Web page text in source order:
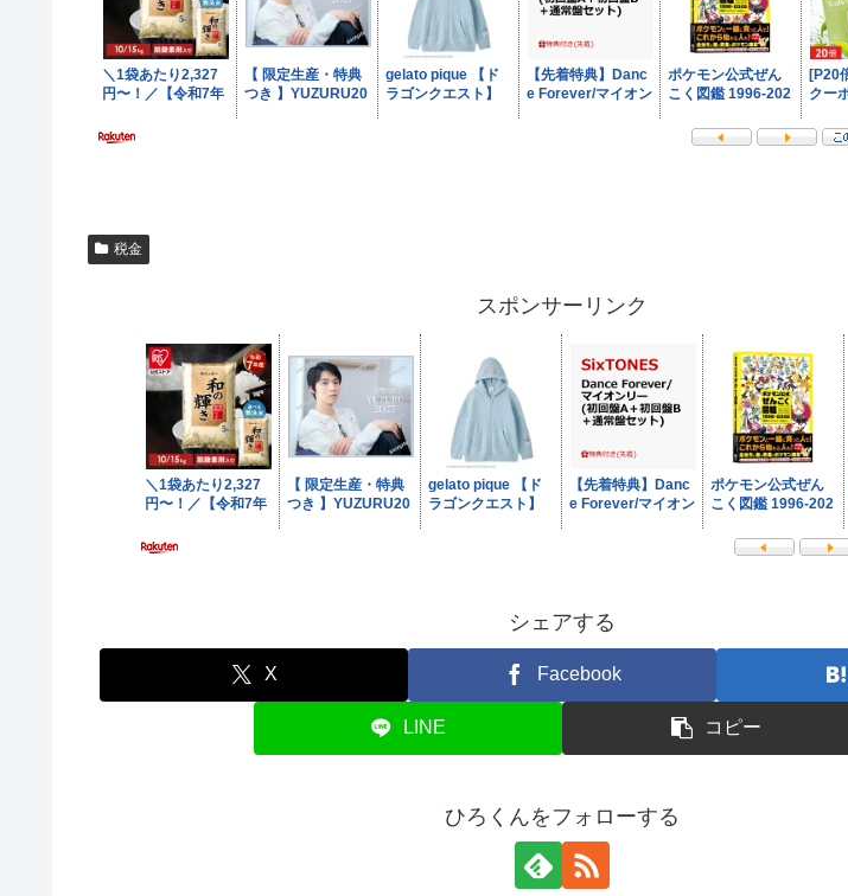
税金
スポンサーリンク
シェアする
X Facebook
LINE コピー
ひろくんをフォローする